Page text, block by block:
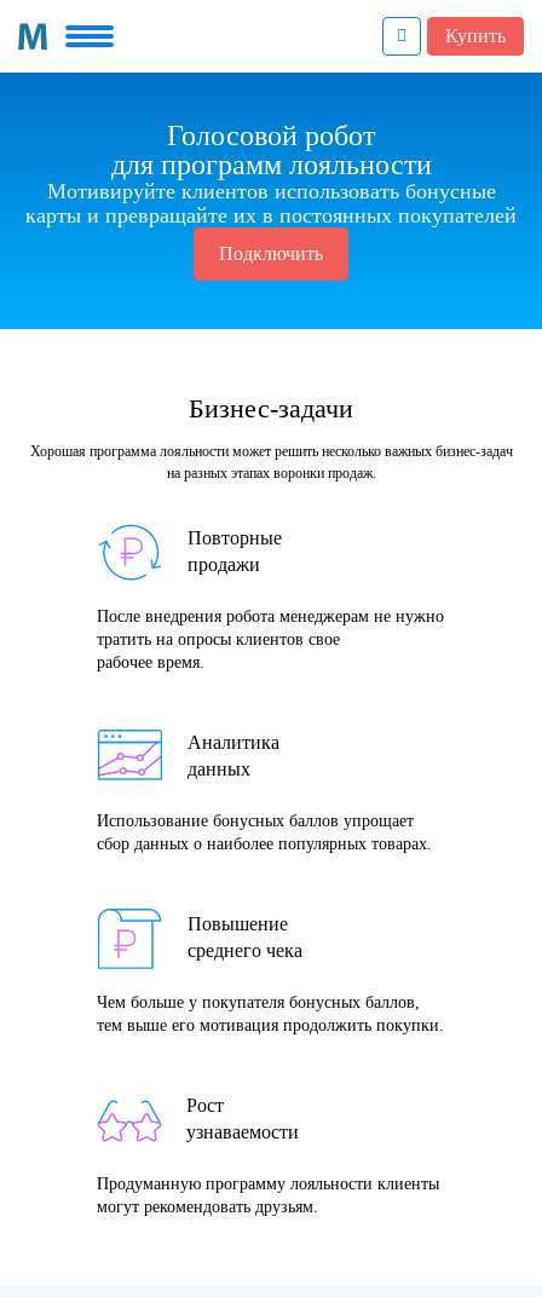
Купить
Голосовой робот
для программ лояльности
Мотивируйте клиентов использовать бонусные
карты и превращайте их в постоянных покупателей
Подключить
Бизнес-задачи
Хорошая программа лояльности может решить несколько важных бизнес-задач
на разных этапах воронки продаж.
Повторные
продажи
После внедрения робота менеджерам не нужно
тратить на опросы клиентов свое
рабочее время.
Аналитика
данных
Использование бонусных баллов упрощает
сбор данных о наиболее популярных товарах.
Повышение
среднего чека
Чем больше у покупателя бонусных баллов,
тем выше его мотивация продолжить покупки.
Рост
узнаваемости
Продуманную программу лояльности клиенты
могут рекомендовать друзьям.